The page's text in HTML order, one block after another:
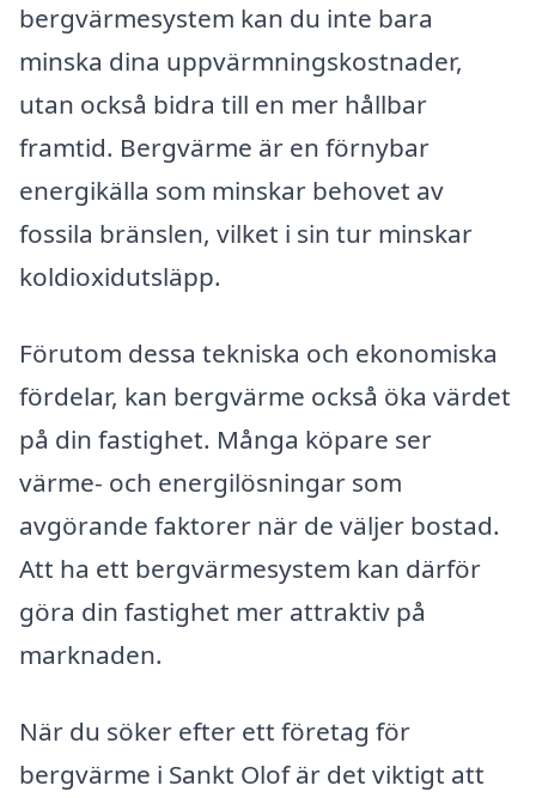
bergvärmesystem kan du inte bara
minska dina uppvärmningskostnader,
utan också bidra till en mer hållbar
framtid. Bergvärme är en förnybar
energikälla som minskar behovet av
fossila bränslen, vilket i sin tur minskar
koldioxidutsläpp.
Förutom dessa tekniska och ekonomiska
fördelar, kan bergvärme också öka värdet
på din fastighet. Många köpare ser
värme- och energilösningar som
avgörande faktorer när de väljer bostad.
Att ha ett bergvärmesystem kan därför
göra din fastighet mer attraktiv på
marknaden.
När du söker efter ett företag för
bergvärme i Sankt Olof är det viktigt att